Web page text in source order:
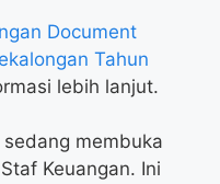
Document
Tahun
lebih lanjut.
membuka
Keuangan. Ini